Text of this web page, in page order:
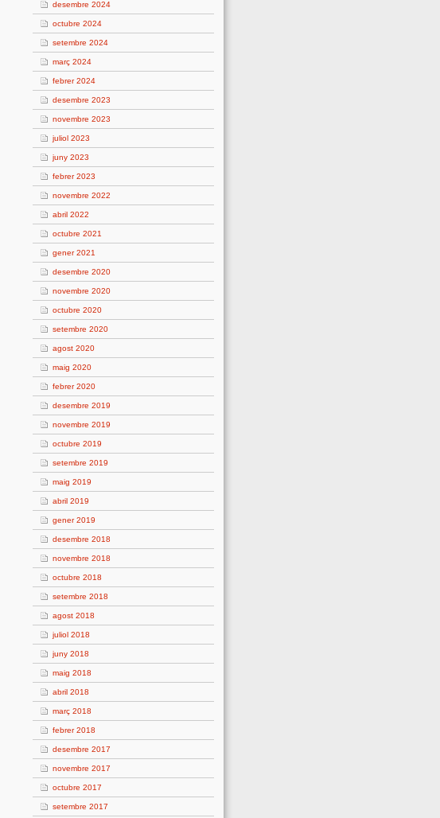
desembre 2024
octubre 2024
setembre 2024
març 2024
febrer 2024
desembre 2023
novembre 2023
juliol 2023
juny 2023
febrer 2023
novembre 2022
abril 2022
octubre 2021
gener 2021
desembre 2020
novembre 2020
octubre 2020
setembre 2020
agost 2020
maig 2020
febrer 2020
desembre 2019
novembre 2019
octubre 2019
setembre 2019
maig 2019
abril 2019
gener 2019
desembre 2018
novembre 2018
octubre 2018
setembre 2018
agost 2018
juliol 2018
juny 2018
maig 2018
abril 2018
març 2018
febrer 2018
desembre 2017
novembre 2017
octubre 2017
setembre 2017